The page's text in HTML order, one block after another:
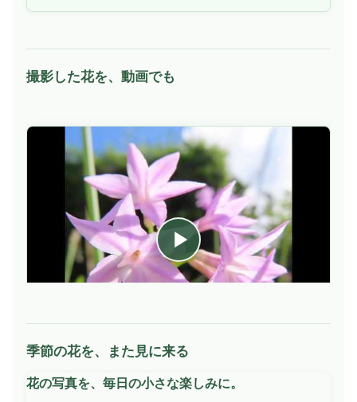
撮影した花を、動画でも
動
を
季節の花を、また見に来る
花の写真を、毎日の小さな楽しみに。